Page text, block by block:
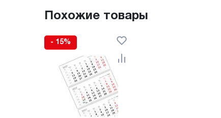
Похожие товары
- 15%